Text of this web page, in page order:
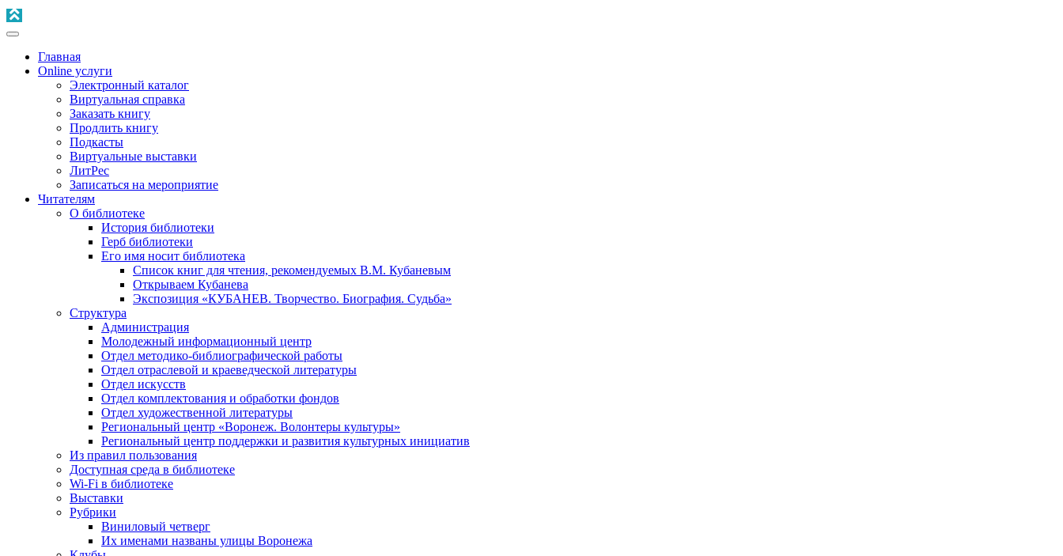
Главная
Online услуги
Электронный каталог
Виртуальная справка
Заказать книгу
Продлить книгу
Подкасты
Виртуальные выставки
ЛитРес
Записаться на мероприятие
Читателям
О библиотеке
История библиотеки
Герб библиотеки
Его имя носит библиотека
Список книг для чтения, рекомендуемых В.М. Кубаневым
Открываем Кубанева
Экспозиция «КУБАНЕВ. Творчество. Биография. Судьба»
Структура
Администрация
Молодежный информационный центр
Отдел методико-библиографической работы
Отдел отраслевой и краеведческой литературы
Отдел искусств
Отдел комплектования и обработки фондов
Отдел художественной литературы
Региональный центр «Воронеж. Волонтеры культуры»
Региональный центр поддержки и развития культурных инициатив
Из правил пользования
Доступная среда в библиотеке
Wi-Fi в библиотеке
Выставки
Рубрики
Виниловый четверг
Их именами названы улицы Воронежа